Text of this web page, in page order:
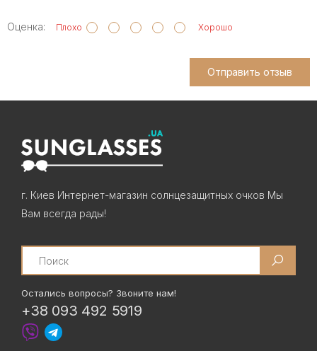
Оценка: Плохо Хорошо
Отправить отзыв
г. Киев Интернет-магазин солнцезащитных очков Мы
Вам всегда рады!
Search
Остались вопросы? Звоните нам!
+38 093 492 5919